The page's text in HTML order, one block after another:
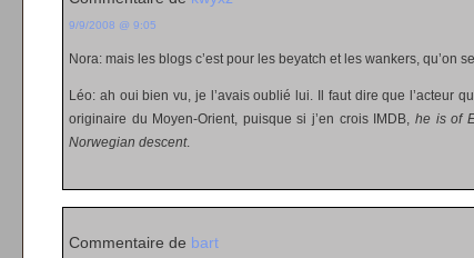
9/9/2008 @ 9:05
Nora: mais les blogs c’est pour les beyatch et les wankers, qu’on
Léo: ah oui bien vu, je l’avais oublié lui. Il faut dire que l’acteur
originaire du Moyen-Orient, puisque si j’en crois IMDB, he is of
Norwegian descent.
Commentaire de bart